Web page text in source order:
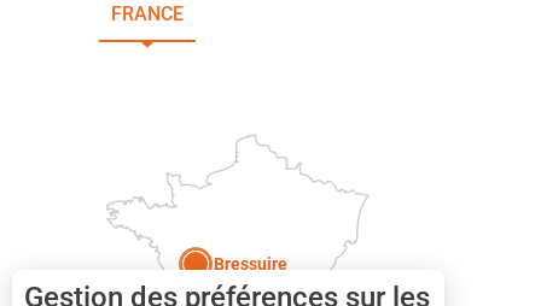
FRANCE
Bressuire
Gestion des préférences sur les